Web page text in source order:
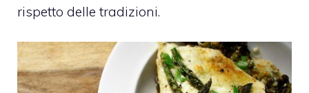
rispetto delle tradizioni.